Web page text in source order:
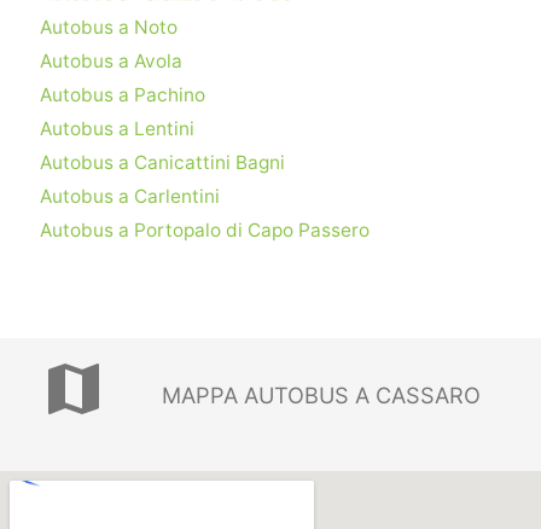
Autobus a Noto
Autobus a Avola
Autobus a Pachino
Autobus a Lentini
Autobus a Canicattini Bagni
Autobus a Carlentini
Autobus a Portopalo di Capo Passero
map MAPPA AUTOBUS A CASSARO